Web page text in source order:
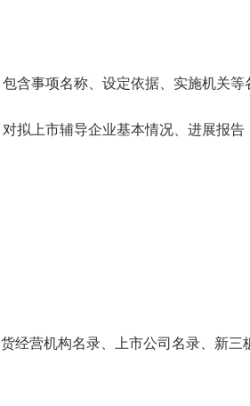
含事项名称、设定依据、实施机关
拟上市辅导企业基本情况、进展报
经营机构名录、上市公司名录、新三